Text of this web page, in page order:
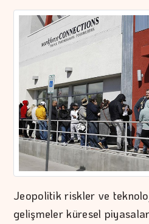
Jeopolitik riskler ve
gelişmeler küresel